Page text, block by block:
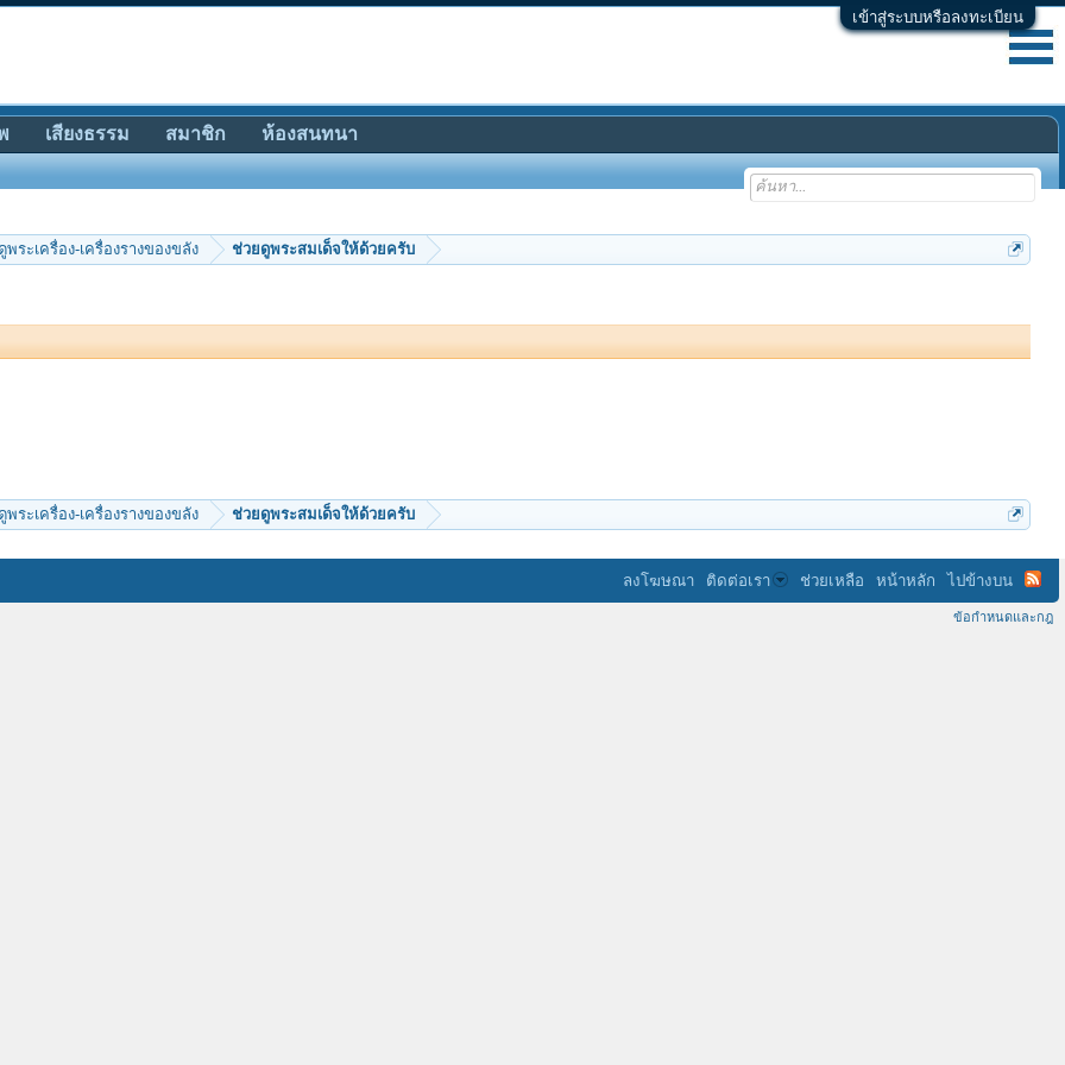
เข้าสู่ระบบหรือลงทะเบียน
พระเครื่อง-เครื่องรางของขลัง ช่วยดูพระสมเด็จให้ด้วยครับ
พระเครื่อง-เครื่องรางของขลัง ช่วยดูพระสมเด็จให้ด้วยครับ
เสียงธรรม สมาชิก ห้องสนทนา
ลงโฆษณา ติดต่อเรา ช่วยเหลือ หน้าหลัก ไปข้างบน
ข้อกำหนดและกฎ